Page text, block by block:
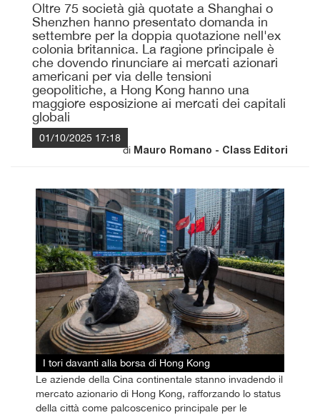
Oltre 75 società già quotate a Shanghai o
Shenzhen hanno presentato domanda in
settembre per la doppia quotazione nell'ex
colonia britannica. La ragione principale è
che dovendo rinunciare ai mercati azionari
americani per via delle tensioni
geopolitiche, a Hong Kong hanno una
maggiore esposizione ai mercati dei capitali
globali
01/10/2025 17:18
di Mauro Romano - Class Editori
I tori davanti alla borsa di Hong Kong
Le aziende della Cina continentale stanno invadendo il
mercato azionario di Hong Kong, rafforzando lo status
della città come palcoscenico principale per le